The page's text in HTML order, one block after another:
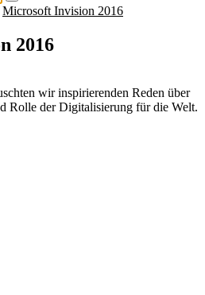
Microsoft Invision 2016
2016
wir inspirierenden Reden über
Rolle der Digitalisierung für die Welt.